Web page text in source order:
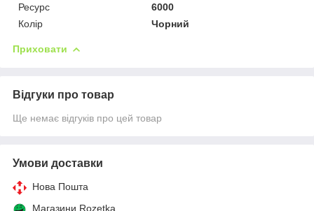
Ресурс
6000
Колір
Чорний
Приховати
Відгуки про товар
Ще немає відгуків про цей товар
Умови доставки
Нова Пошта
Магазини Rozetka